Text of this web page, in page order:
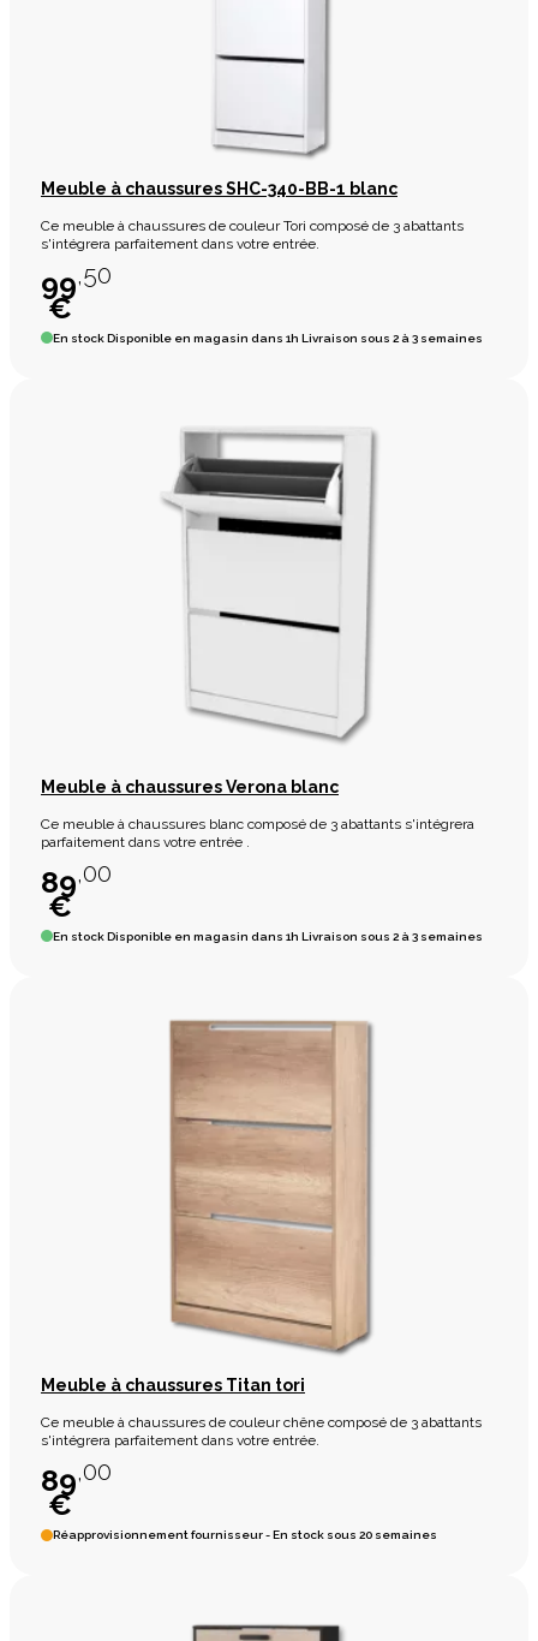
Meuble à chaussures SHC-340-BB-1 blanc
Ce meuble à chaussures de couleur Tori composé de 3 abattants
s'intégrera parfaitement dans votre entrée.
99,50
€
En stockDisponible en magasin dans 1h Livraison sous 2 à 3 semaines
Meuble à chaussures Verona blanc
Ce meuble à chaussures blanc composé de 3 abattants s'intégrera
parfaitement dans votre entrée .
89,00
€
En stockDisponible en magasin dans 1h Livraison sous 2 à 3 semaines
Meuble à chaussures Titan tori
Ce meuble à chaussures de couleur chêne composé de 3 abattants
s'intégrera parfaitement dans votre entrée.
89,00
€
Réapprovisionnement fournisseur - En stock sous 20 semaines